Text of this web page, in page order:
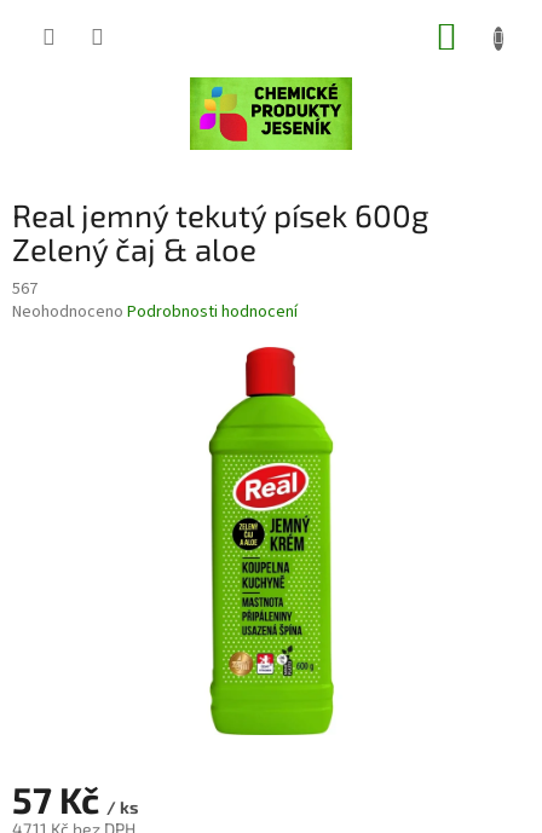
Real jemný tekutý písek 600g
Zelený čaj & aloe
567
Průměrné
Neohodnoceno Podrobnosti hodnocení
57 Kč / ks